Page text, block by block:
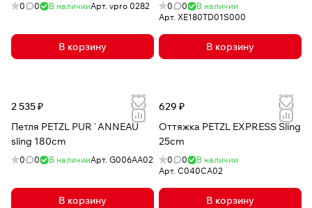
0 0 В наличииАрт. vpro 0282
В корзину
0 0
В наличии
Арт. XE180TD01S000
В корзину
2 535 ₽
Петля PETZL PUR`ANNEAU
sling 180cm
0 0 В наличииАрт. G006AA02
В корзину
629 ₽
Оттяжка PETZL EXPRESS Sling
25cm
0 0
В наличии
Арт. C040CA02
В корзину